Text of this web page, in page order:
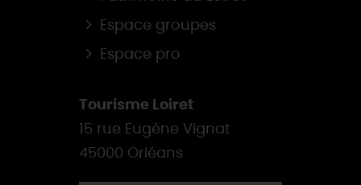
Espace groupes
Espace pro
Tourisme Loiret
15 rue Eugène Vignat
45000 Orléans